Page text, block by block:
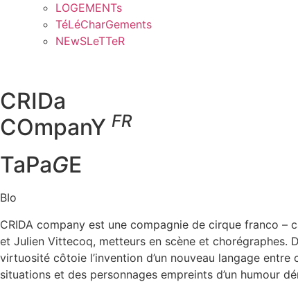
LOGEMENTs
TéLéCharGements
NEwSLeTTeR
CRIDa
COmpanY FR
TaPaGE
BIo
CRIDA company est une compagnie de cirque franco
et Julien Vittecoq, metteurs en scène et chorégraphes.
virtuosité côtoie l’invention d’un nouveau langage
situations et des personnages empreints d’un humour